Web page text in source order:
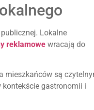
Lokalne
reklamowe wracają do
mieszkańców są
kontekście gastronomii i